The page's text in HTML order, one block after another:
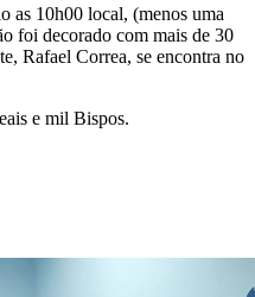
as 10h00 local, (menos uma
foi decorado com mais de 30
Rafael Correa, se encontra no
e mil Bispos.